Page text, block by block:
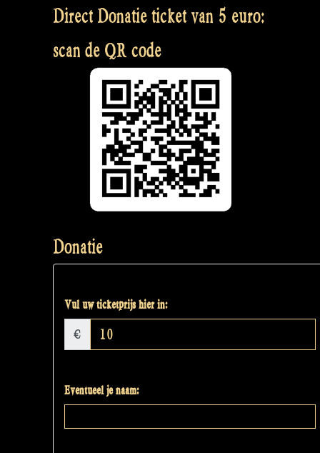
Direct Donatie ticket van 5 euro:
scan de QR code
Donatie
Vul uw ticketprijs hier in:
€
Eventueel je naam: